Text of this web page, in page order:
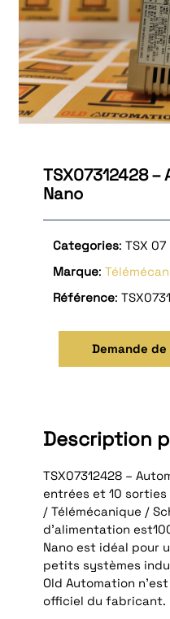
TSX07312428 –
Nano
Categories: TSX 07
Marque:
Référence:
Demande
Description
TSX07312428 –
entrées et 10 sorties
/ Télémécanique /
d’alimentation
Nano est idéal pour
petits systèmes
Old Automation
officiel du fabricant.